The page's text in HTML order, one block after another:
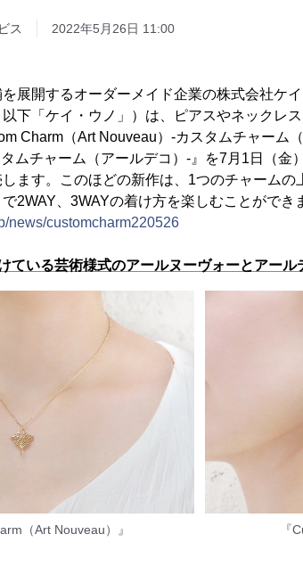
ス 2022年5月26日 11:00
展開するオーダーメイド企業の株式会社ケ
下「ケイ・ウノ」）は、ピアスやネックレ
Charm（Art Nouveau）-カスタムチャーム
ムチャーム（アールデコ）-』を7月1日（金
ます。このほどの新作は、1つのチャーム
2WAY、3WAYの着け方を楽しむことができ
news/customcharm220526
ている芸術様式のアールヌーヴォーとアー
（Art Nouveau）』 『